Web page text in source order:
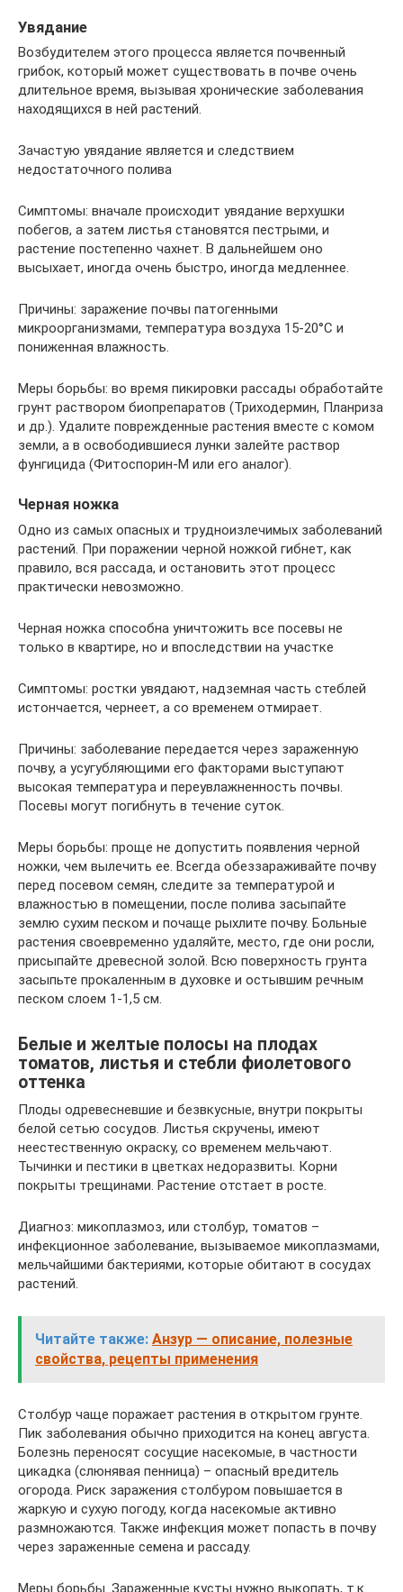
Увядание
Возбудителем этого процесса является почвенный
грибок, который может существовать в почве очень
длительное время, вызывая хронические заболевания
находящихся в ней растений.
Зачастую увядание является и следствием
недостаточного полива
Симптомы: вначале происходит увядание верхушки
побегов, а затем листья становятся пестрыми, и
растение постепенно чахнет. В дальнейшем оно
высыхает, иногда очень быстро, иногда медленнее.
Причины: заражение почвы патогенными
микроорганизмами, температура воздуха 15-20°C и
пониженная влажность.
Меры борьбы: во время пикировки рассады обработайте
грунт раствором биопрепаратов (Триходермин, Планриза
и др.). Удалите поврежденные растения вместе с комом
земли, а в освободившиеся лунки залейте раствор
фунгицида (Фитоспорин-М или его аналог).
Черная ножка
Одно из самых опасных и трудноизлечимых заболеваний
растений. При поражении черной ножкой гибнет, как
правило, вся рассада, и остановить этот процесс
практически невозможно.
Черная ножка способна уничтожить все посевы не
только в квартире, но и впоследствии на участке
Симптомы: ростки увядают, надземная часть стеблей
истончается, чернеет, а со временем отмирает.
Причины: заболевание передается через зараженную
почву, а усугубляющими его факторами выступают
высокая температура и переувлажненность почвы.
Посевы могут погибнуть в течение суток.
Меры борьбы: проще не допустить появления черной
ножки, чем вылечить ее. Всегда обеззараживайте почву
перед посевом семян, следите за температурой и
влажностью в помещении, после полива засыпайте
землю сухим песком и почаще рыхлите почву. Больные
растения своевременно удаляйте, место, где они росли,
присыпайте древесной золой. Всю поверхность грунта
засыпьте прокаленным в духовке и остывшим речным
песком слоем 1-1,5 см.
Белые и желтые полосы на плодах
томатов, листья и стебли фиолетового
оттенка
Плоды одревесневшие и безвкусные, внутри покрыты
белой сетью сосудов. Листья скручены, имеют
неестественную окраску, со временем мельчают.
Тычинки и пестики в цветках недоразвиты. Корни
покрыты трещинами. Растение отстает в росте.
Диагноз: микоплазмоз, или столбур, томатов –
инфекционное заболевание, вызываемое микоплазмами,
мельчайшими бактериями, которые обитают в сосудах
растений.
Читайте также: Анзур — описание, полезные
свойства, рецепты применения
Столбур чаще поражает растения в открытом грунте.
Пик заболевания обычно приходится на конец августа.
Болезнь переносят сосущие насекомые, в частности
цикадка (слюнявая пенница) – опасный вредитель
огорода. Риск заражения столбуром повышается в
жаркую и сухую погоду, когда насекомые активно
размножаются. Также инфекция может попасть в почву
через зараженные семена и рассаду.
Меры борьбы. Зараженные кусты нужно выкопать, т.к.